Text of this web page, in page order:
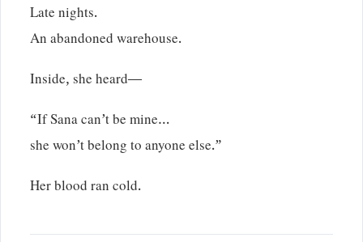
Late nights.
An abandoned warehouse.
Inside, she heard—
“If Sana can’t be mine…
she won’t belong to anyone else.”
Her blood ran cold.